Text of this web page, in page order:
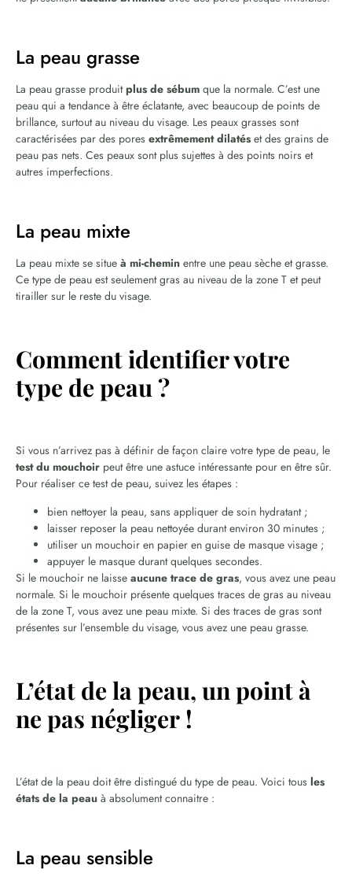
La peau grasse
La peau grasse produitplus de sébum que la normale. C’est une
peau qui a tendance à être éclatante, avec beaucoup de points de
brillance, surtout au niveau du visage. Les peaux grasses sont
caractérisées par des pores extrêmement dilatés et des grains de
peau pas nets. Ces peaux sont plus sujettes à des points noirs et
autres imperfections.
La peau mixte
La peau mixte se situe à mi-chemin entre une peau sèche et grasse.
Ce type de peau est seulement gras au niveau de la zone T et peut
tirailler sur le reste du visage.
Comment identifier votre
type de peau ?
Si vous n’arrivez pas à définir de façon claire votre type de peau, le
test du mouchoir peut être une astuce intéressante pour en être sûr.
Pour réaliser ce test de peau, suivez les étapes :
bien nettoyer la peau, sans appliquer de soin hydratant ;
laisser reposer la peau nettoyée durant environ 30 minutes ;
utiliser un mouchoir en papier en guise de masque visage ;
appuyer le masque durant quelques secondes.
Si le mouchoir ne laisse aucune trace de gras, vous avez une peau
normale. Si le mouchoir présente quelques traces de gras au niveau
de la zone T, vous avez une peau mixte. Si des traces de gras sont
présentes sur l’ensemble du visage, vous avez une peau grasse.
L’état de la peau, un point à
ne pas négliger !
L’état de la peau doit être distingué du type de peau. Voici tous les
états de la peau à absolument connaitre :
La peau sensible